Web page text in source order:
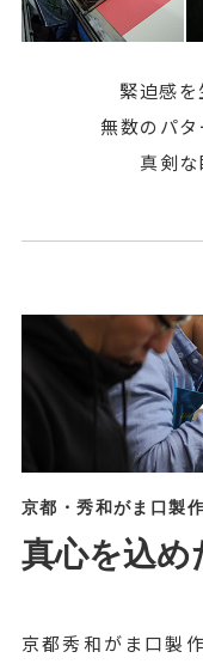
緊迫感を
無数のパタ
真剣な
京都・秀和がま口製
真心を込め
京都秀和がま口製